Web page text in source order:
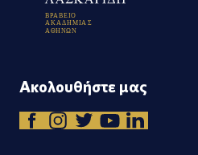
ΒΡΑΒΕΙΟ
ΑΚΑΔΗΜΙΑ Σ
Α ΘΗΝΩΝ
Ακολουθήστε μας